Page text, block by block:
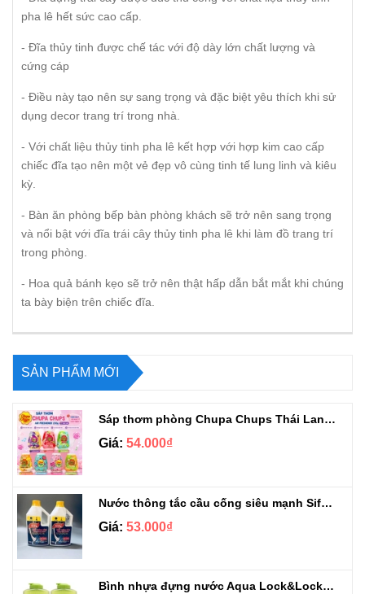
pha lê hết sức cao cấp.
- Đĩa thủy tinh được chế tác với độ dày lớn chất lượng và
cứng cáp
- Điều này tạo nên sự sang trọng và đặc biệt yêu thích khi sử
dụng decor trang trí trong nhà.
- Với chất liệu thủy tinh pha lê kết hợp với hợp kim cao cấp
chiếc đĩa tạo nên một vẻ đẹp vô cùng tinh tế lung linh và kiêu
kỳ.
- Bàn ăn phòng bếp bàn phòng khách sẽ trở nên sang trọng
và nổi bật với đĩa trái cây thủy tinh pha lê khi làm đồ trang trí
trong phòng.
- Hoa quả bánh kẹo sẽ trở nên thật hấp dẫn bắt mắt khi chúng
ta bày biện trên chiếc đĩa.
SẢN PHẨM MỚI
Sáp thơm phòng Chupa Chups Thái Lan 230g
Giá: 54.000₫
Nước thông tắc cầu cống siêu mạnh Sifa 1.4kg
Giá: 53.000₫
Bình nhựa đựng nước Aqua Lock&Lock 2.1L